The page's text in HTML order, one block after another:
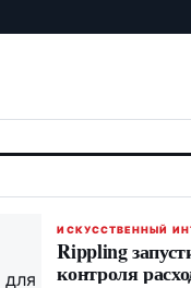
ИСКУССТВЕННЫЙ
Rippling
контроля